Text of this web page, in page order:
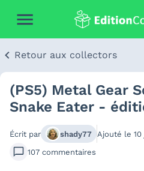
Retour aux collectors
(PS5) Metal Gear
Snake Eater -
Écrit par shady77 Ajouté le
107 commentaires